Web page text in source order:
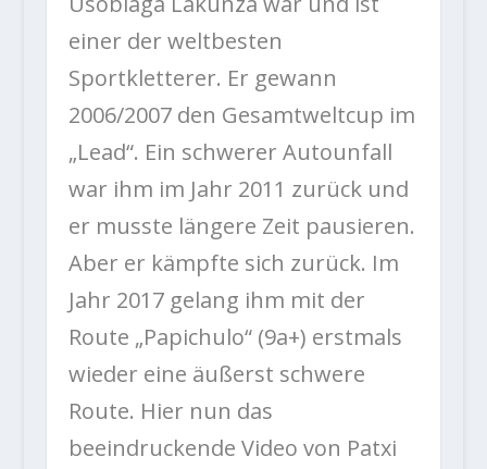
einer der weltbesten
Sportkletterer. Er gewann
2006/2007 den Gesamtweltcup im
„Lead“. Ein schwerer Autounfall
war ihm im Jahr 2011 zurück und
er musste längere Zeit pausieren.
Aber er kämpfte sich zurück. Im
Jahr 2017 gelang ihm mit der
Route „Papichulo“ (9a+) erstmals
wieder eine äußerst schwere
Route. Hier nun das
beeindruckende Video von Patxi